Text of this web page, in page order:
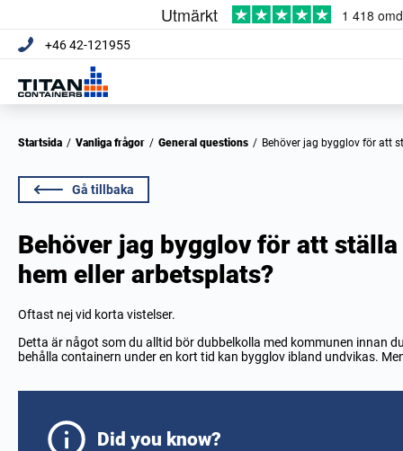
+46 42-121955
Startsida / Vanliga frågor / General questions / Behöver jag bygglov för att
Gå tillbaka
Behöver jag bygglov för att
hem eller arbetsplats?
Oftast nej vid korta vistelser.
Detta är något som du alltid bör dubbelkolla med kommunen innan
behålla containern under en kort tid kan bygglov ibland undvikas.
Did you know?